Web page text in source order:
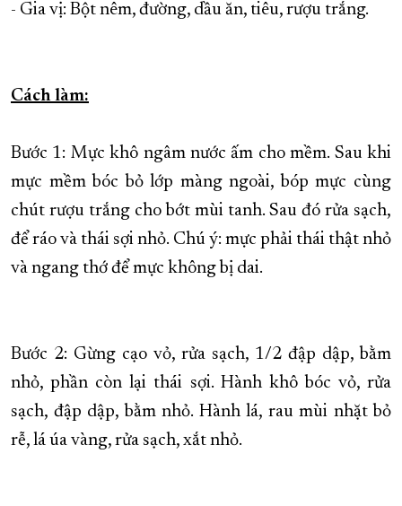
- Gia vị: Bột nêm, đường, dầu ăn, tiêu, rượu trắng.
Cách làm:
Bước 1: Mực khô ngâm nước ấm cho mềm. Sau khi
mực mềm bóc bỏ lớp màng ngoài, bóp mực cùng
chút rượu trắng cho bớt mùi tanh. Sau đó rửa sạch,
để ráo và thái sợi nhỏ. Chú ý: mực phải thái thật nhỏ
và ngang thớ để mực không bị dai.
Bước 2: Gừng cạo vỏ, rửa sạch, 1/2 đập dập, bằm
nhỏ, phần còn lại thái sợi. Hành khô bóc vỏ, rửa
sạch, đập dập, bằm nhỏ. Hành lá, rau mùi nhặt bỏ
rễ, lá úa vàng, rửa sạch, xắt nhỏ.